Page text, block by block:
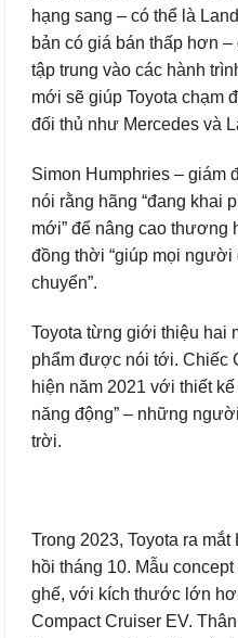
hạng sang – có thể là
bản có giá bán thấp hơn
tập trung vào các hành
mới sẽ giúp Toyota chạm
đối thủ như Mercedes và
Simon Humphries – giám
nói rằng hãng “đang khai
mới” để nâng cao thương
đồng thời “giúp mọi
chuyển”.
Toyota từng giới thiệu hai
phẩm được nói tới. Chiếc
hiện năm 2021 với thiết
năng động” – những
trời.
Trong 2023, Toyota ra
hồi tháng 10. Mẫu
ghế, với kích thước lớn
Compact Cruiser EV.